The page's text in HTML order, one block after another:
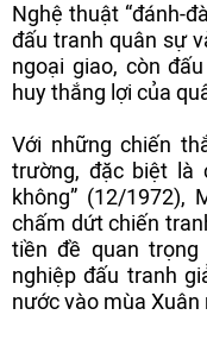
Nghệ thuật “đánh-
đấu tranh quân sự
ngoại giao, còn
huy thắng lợi của
Với những chiến
trường, đặc biệt là
không” (12/1972),
chấm dứt chiến
tiền đề quan
nghiệp đấu tranh
nước vào mùa Xuân